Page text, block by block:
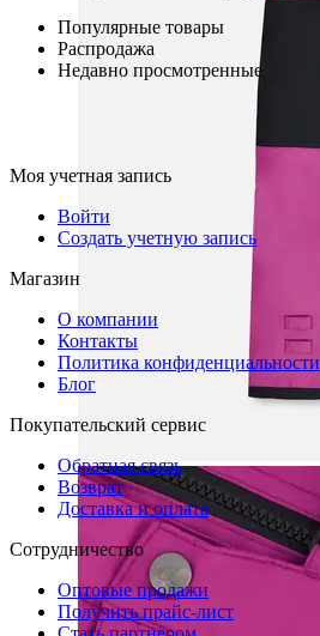
Популярные товары
Распродажа
Недавно просмотренные
Моя учетная запись
Войти
Создать учетную запись
Магазин
О компании
Контакты
Политика конфиденциальности
Блог
Покупательский сервис
Обратная связь
Возврат
Доставка и оплата
Сотрудничество
Оптовые продажи
Получить прайс-лист